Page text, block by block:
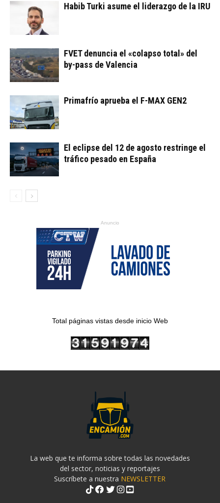
Habib Turki asume el liderazgo de la IRU
FVET denuncia el «colapso total» del
by-pass de Valencia
Primafrío aprueba el F-MAX GEN2
El eclipse del 12 de agosto restringe el
tráfico pesado en España
Anuncio
Total páginas vistas desde inicio Web
La web que te informa sobre todas las novedades
del sector, noticias y reportajes
Suscríbete a nuestra NEWSLETTER